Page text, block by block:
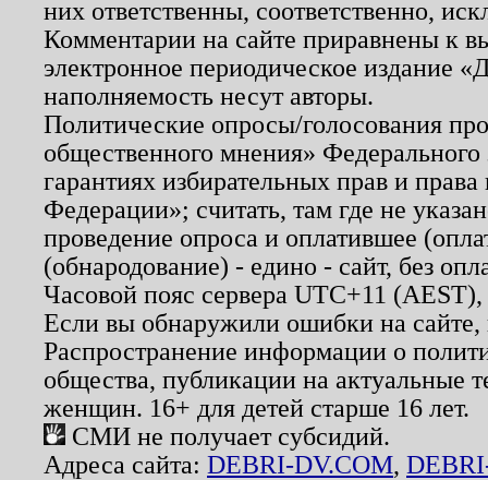
них ответственны, соответственно,
Комментарии на сайте приравнены к
электронное периодическое издание
наполняемость несут авторы.
Политические опросы/голосования
общественного мнения»
гарантиях избирательных прав и
Федерации»; считать, там где не
проведение опроса и оплатившее
(обнародование) - едино - сайт, без
Часовой пояс сервера UTC+11
Если вы обнаружили ошибки на
Распространение информации о
общества, публикации на актуальные
женщин. 16+ для детей старше 16 лет.
СМИ не получает субсидий.
Адреса сайта: DEBRI-DV.COM,